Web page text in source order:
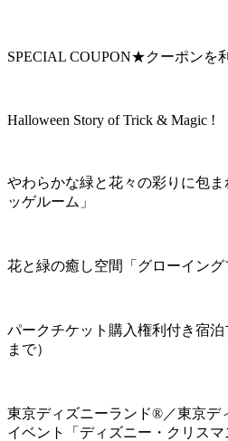
SPECIAL COUPON★クーポンを
Halloween Story of Trick & Magic !
やわらかな緑と花々の彩りに包
ッゲルーム」
花と緑の癒し空間「グローイング
パークチケット購入権利付き宿
まで）
東京ディズニーランド®／東京デ
イベント「ディズニー・クリス